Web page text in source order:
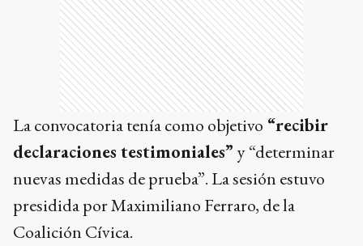
La convocatoria tenía como objetivo “recibir
declaraciones testimoniales” y “determinar
nuevas medidas de prueba”. La sesión estuvo
presidida por Maximiliano Ferraro, de la
Coalición Cívica.